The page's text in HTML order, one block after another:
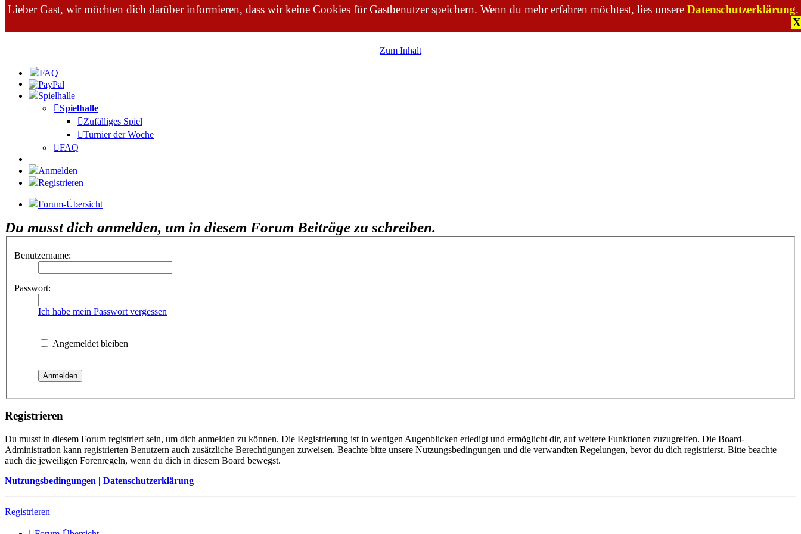
Lieber Gast, wir möchten dich darüber informieren, dass wir keine Cookies für Gastbenutzer speichern. Wenn du mehr erfahren möchtest, lies unsere Datenschutzerklärung.
X
Zum Inhalt
FAQ
Spielhalle
Spielhalle
Zufälliges Spiel
Turnier der Woche
FAQ
Anmelden
Registrieren
Forum-Übersicht
Du musst dich anmelden, um in diesem Forum Beiträge zu schreiben.
Benutzername:
Passwort:
Ich habe mein Passwort vergessen
Angemeldet bleiben
Registrieren
Du musst in diesem Forum registriert sein, um dich anmelden zu können. Die Registrierung ist in wenigen Augenblicken erledigt und ermöglicht dir, auf weitere Funktionen zuzugreifen. Die Board-
Administration kann registrierten Benutzern auch zusätzliche Berechtigungen zuweisen. Beachte bitte unsere Nutzungsbedingungen und die verwandten Regelungen, bevor du dich registrierst. Bitte beachte
auch die jeweiligen Forenregeln, wenn du dich in diesem Board bewegst.
Nutzungsbedingungen | Datenschutzerklärung
Registrieren